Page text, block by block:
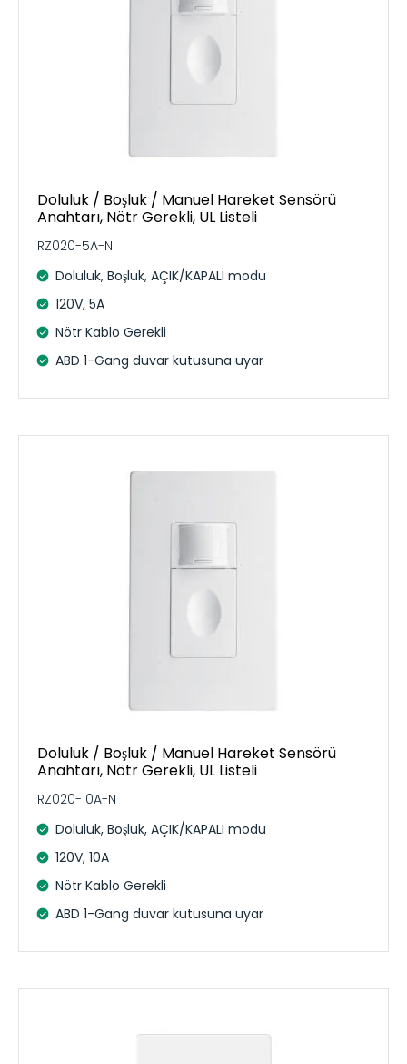
Doluluk / Boşluk / Manuel Hareket Sensörü
Anahtarı, Nötr Gerekli, UL Listeli
RZ020-5A-N
Doluluk, Boşluk, AÇIK/KAPALI modu
120V, 5A
Nötr Kablo Gerekli
ABD 1-Gang duvar kutusuna uyar
Doluluk / Boşluk / Manuel Hareket Sensörü
Anahtarı, Nötr Gerekli, UL Listeli
RZ020-10A-N
Doluluk, Boşluk, AÇIK/KAPALI modu
120V, 10A
Nötr Kablo Gerekli
ABD 1-Gang duvar kutusuna uyar